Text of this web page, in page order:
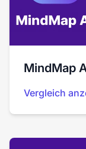
MindMap
Vergleich